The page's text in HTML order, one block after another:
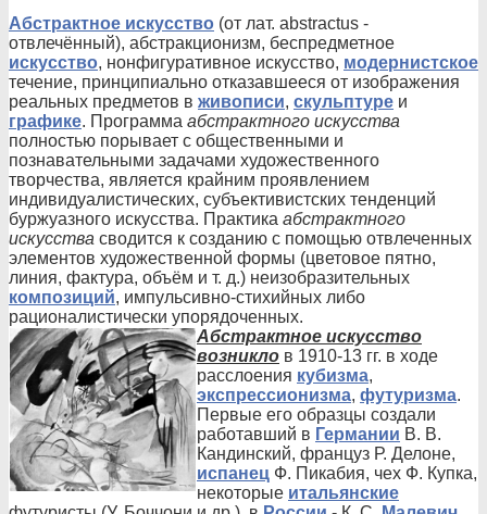
Абстрактное искусство (от лат. abstractus -
отвлечённый), абстракционизм, беспредметное
искусство, нонфигуративное искусство, модернистское
течение, принципиально отказавшееся от изображения
реальных предметов в живописи, скульптуре и
графике. Программа абстрактного искусства
полностью порывает с общественными и
познавательными задачами художественного
творчества, является крайним проявлением
индивидуалистических, субъективистских тенденций
буржуазного искусства. Практика абстрактного
искусства сводится к созданию с помощью отвлеченных
элементов художественной формы (цветовое пятно,
линия, фактура, объём и т. д.) неизобразительных
композиций, импульсивно-стихийных либо
рационалистически упорядоченных.
Абстрактное искусство
возникло в 1910-13 гг. в ходе
расслоения кубизма,
экспрессионизма, футуризма.
Первые его образцы создали
работавший в Германии В. В.
Кандинский, француз Р. Делоне,
испанец Ф. Пикабия, чех Ф. Купка,
некоторые итальянские